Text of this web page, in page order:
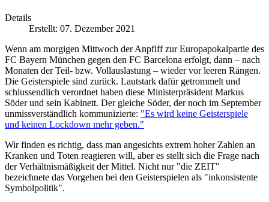
Details
Erstellt: 07. Dezember 2021
Wenn am morgigen Mittwoch der Anpfiff zur Europapokalpartie des
FC Bayern München gegen den FC Barcelona erfolgt, dann – nach
Monaten der Teil- bzw. Vollauslastung – wieder vor leeren Rängen.
Die Geisterspiele sind zurück. Lautstark dafür getrommelt und
schlussendlich verordnet haben diese Ministerpräsident Markus
Söder und sein Kabinett. Der gleiche Söder, der noch im September
unmissverständlich kommunizierte: "Es wird keine Geisterspiele
und keinen Lockdown mehr geben."
Wir finden es richtig, dass man angesichts extrem hoher Zahlen an
Kranken und Toten reagieren will, aber es stellt sich die Frage nach
der Verhältnismäßigkeit der Mittel. Nicht nur "die ZEIT"
bezeichnete das Vorgehen bei den Geisterspielen als "inkonsistente
Symbolpolitik".